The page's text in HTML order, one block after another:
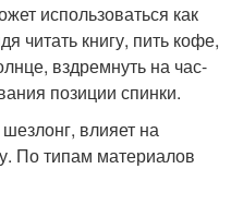
использоваться как
читать книгу, пить кофе,
вздремнуть на час-
позиции спинки.
влияет на
По типам материалов